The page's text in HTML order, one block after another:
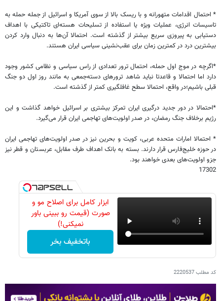
* احتمال اقدامات متهورانه ‌و با ریسک بالا از سوی آمریکا و اسرائیل از جمله حمله به
تاسیسات انرژی، عملیات ویژه یا استفاده از تسلیحات هسته‌ای تاکتیکی با اهداف
دستیابی به پیروزی سریع بیشتر از گذشته است. احتمالا آن‌ها به دنبال وارد کردن
بیشترین درد در کمترین زمان برای عقب‌نشینی سیاسی ایران هستند.
*اگرچه در موج اول حمله، احتمال ترور تعدادی از راس سیاسی و نظامی کشور وجود
دارد اما احتمالا و قاعدتا نباید شاهد ترورهای دسته‌جمعی به مانند روز اول دو جنگ
قبلی باشیم؛در واقع، احتمالا سطح غافلگیری کمتر از گذشته است.
*احتمالا در دور جدید درگیری‌ ایران تمرکز بیشتری بر اسرائیل خواهد گذاشت و این
رژیم برخلاف جنگ رمضان، در صدر اولویت‌های تهاجمی ایران قرار می‌گیرد.
* احتمالا امارات متحده عربی، کویت و بحرین نیز در صدر اولویت‌های تهاجمی ایران
در حوزه خلیج‌فارس قرار دارند. بسته به بانک اهداف طرف مقابل، عربستان و قطر نیز
جزو اولویت‌های بعدی خواهند بود.
17302
ابزار کامل برای اصلاح مو و
صورت (قیمت رو ببینی باور
نمیکنی!)
باتخفیف بخر
کد مطلب2220537